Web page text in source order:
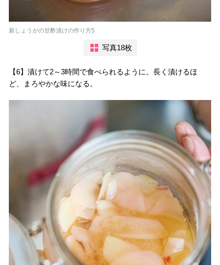
新しょうがの甘酢漬けの作り方5
写真18枚
【6】漬けて2～3時間で食べられるように。長く漬けるほ
ど、まろやかな味になる。